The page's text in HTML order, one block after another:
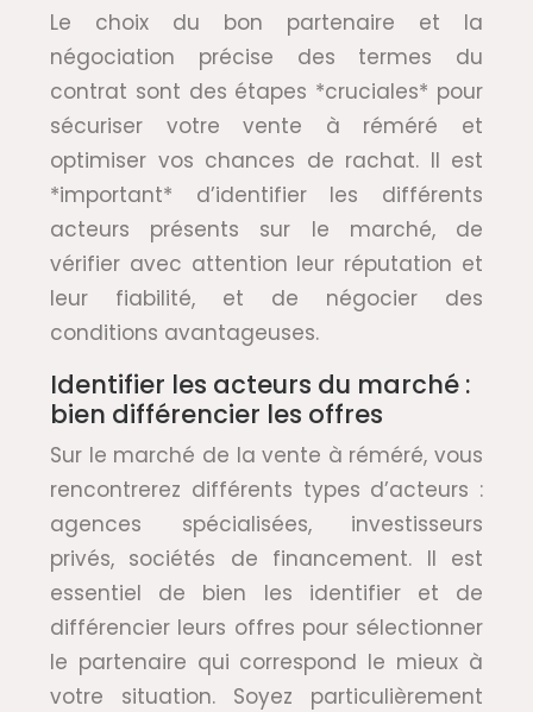
Le choix du bon partenaire et la
négociation précise des termes du
contrat sont des étapes *cruciales* pour
sécuriser votre vente à réméré et
optimiser vos chances de rachat. Il est
*important* d’identifier les différents
acteurs présents sur le marché, de
vérifier avec attention leur réputation et
leur fiabilité, et de négocier des
conditions avantageuses.
Identifier les acteurs du marché :
bien différencier les offres
Sur le marché de la vente à réméré, vous
rencontrerez différents types d’acteurs :
agences spécialisées, investisseurs
privés, sociétés de financement. Il est
essentiel de bien les identifier et de
différencier leurs offres pour sélectionner
le partenaire qui correspond le mieux à
votre situation. Soyez particulièrement